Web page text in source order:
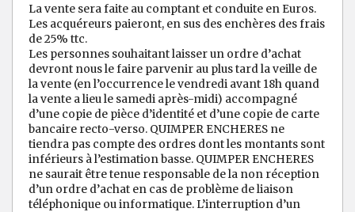
La vente sera faite au comptant et conduite en Euros.
Les acquéreurs paieront, en sus des enchères des frais
de 25% ttc.
Les personnes souhaitant laisser un ordre d’achat
devront nous le faire parvenir au plus tard la veille de
la vente (en l’occurrence le vendredi avant 18h quand
la vente a lieu le samedi après-midi) accompagné
d’une copie de pièce d’identité et d’une copie de carte
bancaire recto-verso. QUIMPER ENCHERES ne
tiendra pas compte des ordres dont les montants sont
inférieurs à l’estimation basse. QUIMPER ENCHERES
ne saurait être tenue responsable de la non réception
d’un ordre d’achat en cas de problème de liaison
téléphonique ou informatique. L’interruption d’un